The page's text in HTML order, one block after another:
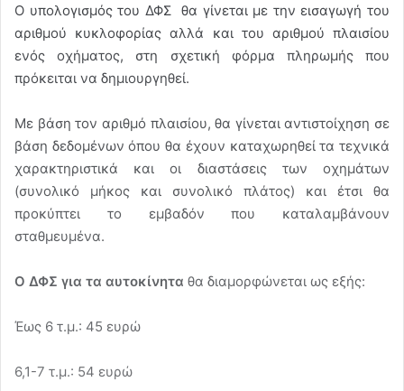
Ο υπολογισμός του ΔΦΣ θα γίνεται με την εισαγωγή του
αριθμού κυκλοφορίας αλλά και του αριθμού πλαισίου
ενός οχήματος, στη σχετική φόρμα πληρωμής που
πρόκειται να δημιουργηθεί.
Με βάση τον αριθμό πλαισίου, θα γίνεται αντιστοίχηση σε
βάση δεδομένων όπου θα έχουν καταχωρηθεί τα τεχνικά
χαρακτηριστικά και οι διαστάσεις των οχημάτων
(συνολικό μήκος και συνολικό πλάτος) και έτσι θα
προκύπτει το εμβαδόν που καταλαμβάνουν
σταθμευμένα.
Ο ΔΦΣ για τα αυτοκίνητα θα διαμορφώνεται ως εξής:
Έως 6 τ.μ.: 45 ευρώ
6,1-7 τ.μ.: 54 ευρώ